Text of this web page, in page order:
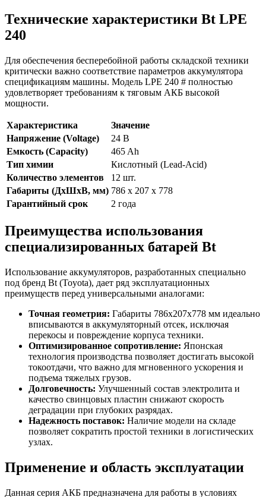
Технические характеристики Bt LPE
240
Для обеспечения бесперебойной работы складской техники
критически важно соответствие параметров аккумулятора
спецификациям машины. Модель LPE 240 # полностью
удовлетворяет требованиям к тяговым АКБ высокой
мощности.
Характеристика
Значение
Напряжение (Voltage)
24 В
Емкость (Capacity)
465 Ah
Тип химии
Кислотный (Lead-Acid)
Количество элементов
12 шт.
Габариты (ДхШхВ, мм) 786 x 207 x 778
Гарантийный срок
2 года
Преимущества использования
специализированных батарей Bt
Использование аккумуляторов, разработанных специально
под бренд Bt (Toyota), дает ряд эксплуатационных
преимуществ перед универсальными аналогами:
Точная геометрия: Габариты 786x207x778 мм идеально
вписываются в аккумуляторный отсек, исключая
перекосы и повреждение корпуса техники.
Оптимизированное сопротивление: Японская
технология производства позволяет достигать высокой
токоотдачи, что важно для мгновенного ускорения и
подъема тяжелых грузов.
Долговечность: Улучшенный состав электролита и
качество свинцовых пластин снижают скорость
деградации при глубоких разрядах.
Надежность поставок: Наличие модели на складе
позволяет сократить простой техники в логистических
узлах.
Применение и область эксплуатации
Данная серия АКБ предназначена для работы в условиях